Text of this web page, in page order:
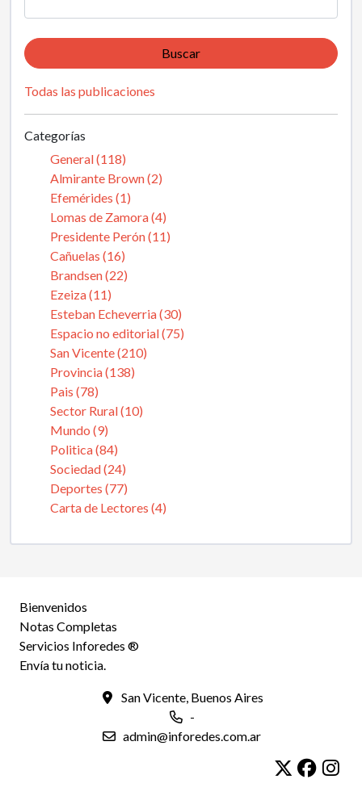
Buscar
Todas las publicaciones
Categorías
General (118)
Almirante Brown (2)
Efemérides (1)
Lomas de Zamora (4)
Presidente Perón (11)
Cañuelas (16)
Brandsen (22)
Ezeiza (11)
Esteban Echeverria (30)
Espacio no editorial (75)
San Vicente (210)
Provincia (138)
Pais (78)
Sector Rural (10)
Mundo (9)
Politica (84)
Sociedad (24)
Deportes (77)
Carta de Lectores (4)
Bienvenidos
Notas Completas
Servicios Inforedes ®
Envía tu noticia.
San Vicente, Buenos Aires
-
admin@inforedes.com.ar